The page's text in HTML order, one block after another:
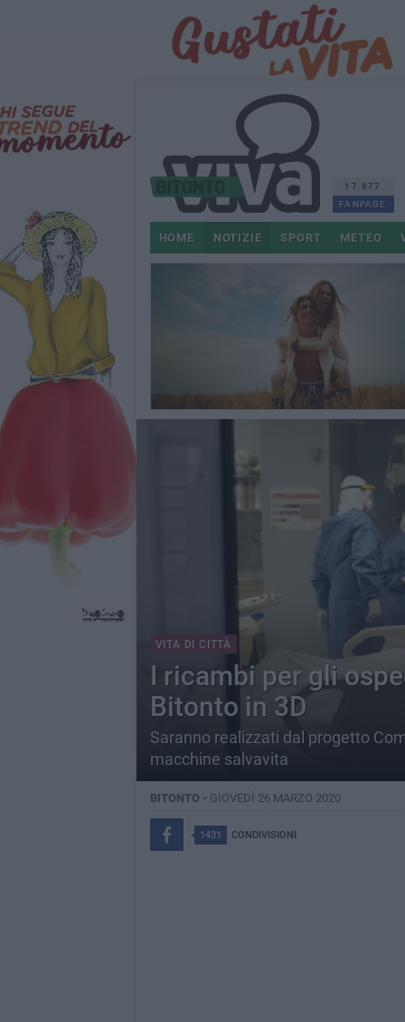
17.877
FANPAGE
HOME NOTIZIE SPORT METEO
VITA DI CITTÀ
I ricambi per gli
Bitonto in 3D
Saranno realizzati dal progetto
macchine salvavita
BITONTO - GIOVEDÌ 26 MARZO 2020
1431 CONDIVISIONI